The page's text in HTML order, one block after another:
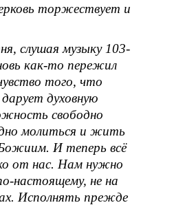
торжествует и
слушая музыку 103-
как-то пережил
того, что
духовную
свободно
молиться и жить
И теперь всё
от нас. Нам нужно
настоящему, не на
Исполнять прежде